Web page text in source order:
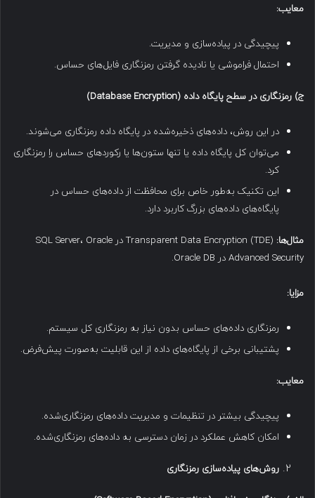
معایب:
پیچیدگی در پیاده‌سازی و مدیریت.
احتمال فراموشی یا نادیده گرفتن رمزنگاری فایل‌های حساس.
ج) رمزنگاری در سطح پایگاه داده (Database Encryption)
در این روش، داده‌های ذخیره‌شده در پایگاه داده رمزنگاری می‌شوند.
می‌توان کل پایگاه داده یا تنها ستون‌ها یا رکوردهای حساس را رمزنگاری
کرد.
این تکنیک به‌طور خاص برای محافظت از داده‌های حساس در
پایگاه‌های داده‌های بزرگ کاربرد دارد.
مثال‌ها:
Transparent Data Encryption (TDE) در SQL Server، Oracle
Advanced Security در Oracle DB.
مزایا:
رمزنگاری داده‌های حساس بدون نیاز به رمزنگاری کل سیستم.
پشتیبانی برخی از پایگاه‌های داده از این قابلیت به‌صورت پیش‌فرض.
معایب:
پیچیدگی بیشتر در تنظیمات و مدیریت داده‌های رمزنگاری‌شده.
امکان کاهش عملکرد در زمان دسترسی به داده‌های رمزنگاری‌شده.
روش‌های پیاده‌سازی رمزنگاری